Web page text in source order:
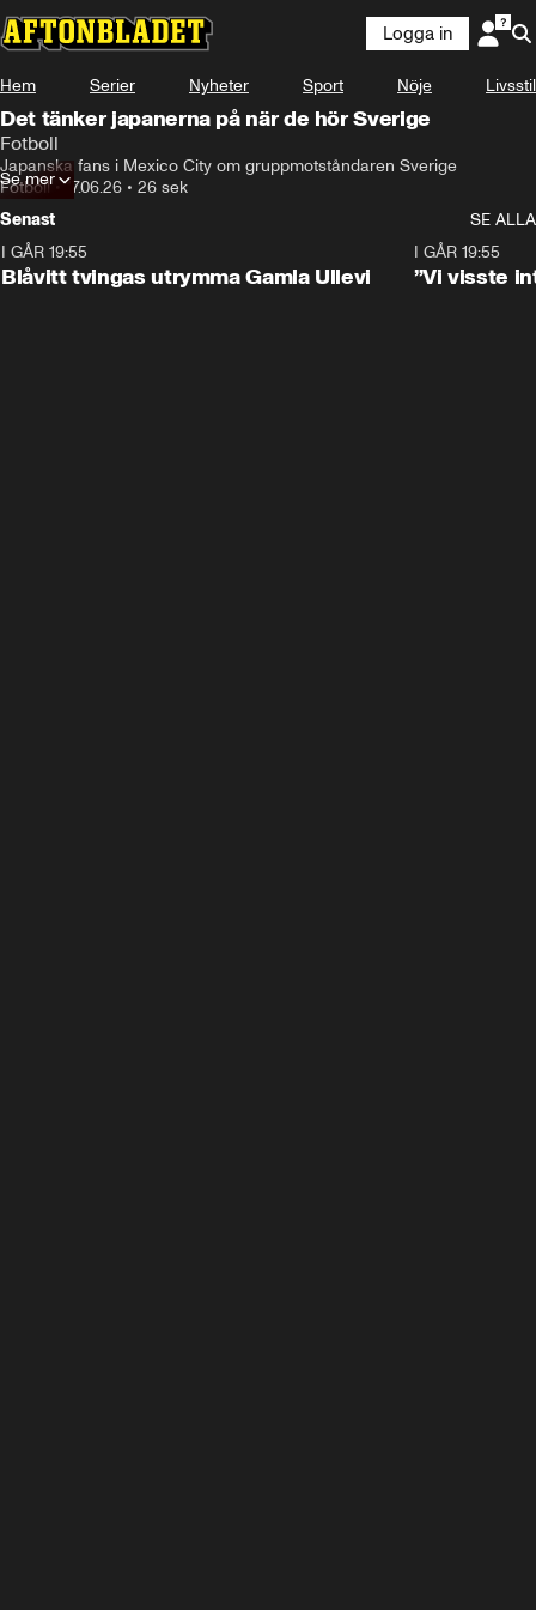
Logga in
Hem Serier Nyheter Sport Nöje Livsstil
Det tänker japanerna på när de hör Sverige
Fotboll
Japanska fans i Mexico City om gruppmotståndaren Sverige
Fotboll•17.06.26 • 26 sek
Se mer
Senast
SE ALLA
I GÅR 19:55
Blåvitt tvingas utrymma Gamla Ullevi
I GÅR 19:55
”Vi visste